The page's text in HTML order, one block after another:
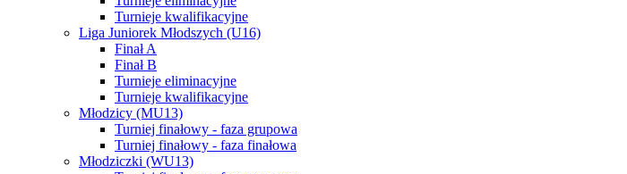
Turnieje kwalifikacyjne
Liga Juniorek Młodszych (U16)
Finał A
Finał B
Turnieje eliminacyjne
Turnieje kwalifikacyjne
Młodzicy (MU13)
Turniej finałowy - faza grupowa
Turniej finałowy - faza finałowa
Młodziczki (WU13)